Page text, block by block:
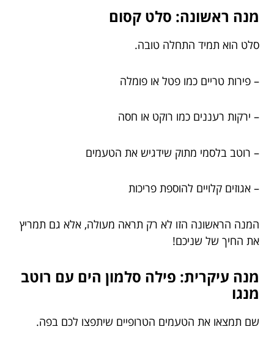
מנה ראשונה: סלט קסום
סלט הוא תמיד התחלה טובה.
– פירות טריים כמו פטל או פומלה
– ירקות רעננים כמו רוקט או חסה
– רוטב בלסמי מתוק שידגיש את הטעמים
– אגוזים קלויים להוספת פריכות
המנה הראשונה הזו לא רק תראה מעולה, אלא גם תמריץ
את החיך של שניכם!
מנה עיקרית: פילה סלמון הים עם רוטב
מנגו
שם תמצאו את הטעמים הטרופיים שיתפצו לכם בפה.